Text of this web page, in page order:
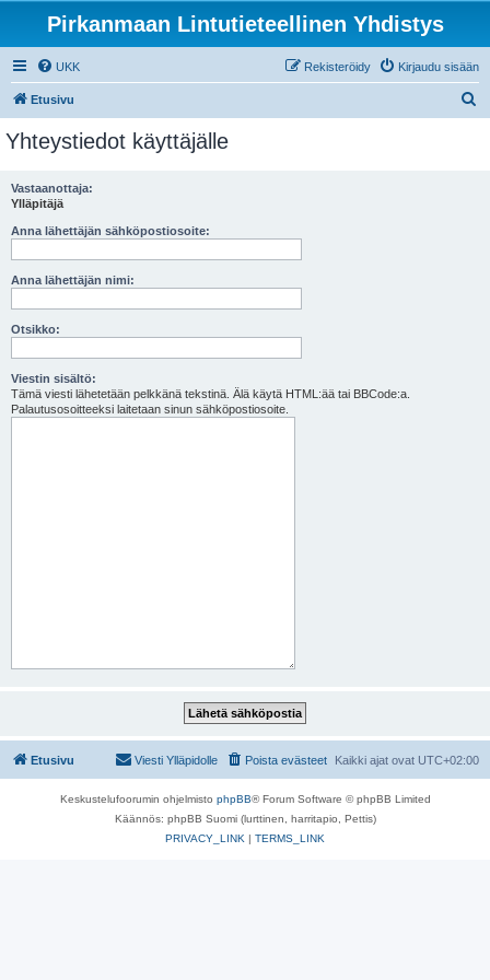
Pirkanmaan Lintutieteellinen Yhdistys
UKK Kirjaudu sisään
Rekisteröidy
Etusivu
Yhteystiedot käyttäjälle
Vastaanottaja:
Ylläpitäjä
Anna lähettäjän sähköpostiosoite:
Anna lähettäjän nimi:
Otsikko:
Viestin sisältö:
Tämä viesti lähetetään pelkkänä tekstinä. Älä käytä HTML:ää tai BBCode:a.
Palautusosoitteeksi laitetaan sinun sähköpostiosoite.
Etusivu Kaikki ajat ovat UTC+02:00
Poista evästeet
Viesti Ylläpidolle
Keskustelufoorumin ohjelmisto phpBB® Forum Software © phpBB Limited
Käännös: phpBB Suomi (lurttinen, harritapio, Pettis)
PRIVACY_LINK | TERMS_LINK